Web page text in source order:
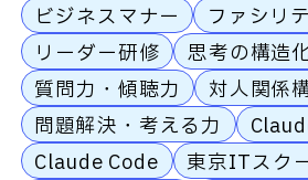
ビジネスマナー
ファシリ
リーダー研修
思考の構造
質問力・傾聴力
対人関係
問題解決・考える力
Claude Code
東京ITスク